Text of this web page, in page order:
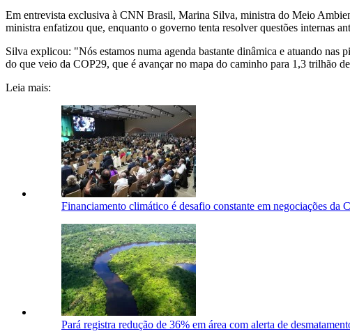
Em entrevista exclusiva à CNN Brasil, Marina Silva, ministra do Meio
ministra enfatizou que, enquanto o governo tenta resolver questões internas
Silva explicou: "Nós estamos numa agenda bastante dinâmica e atuando nas
do que veio da COP29, que é avançar no mapa do caminho para 1,3 trilhão
Leia mais:
Financiamento climático é desafio constante em negociações da
Pará registra redução de 36% em área com alerta de